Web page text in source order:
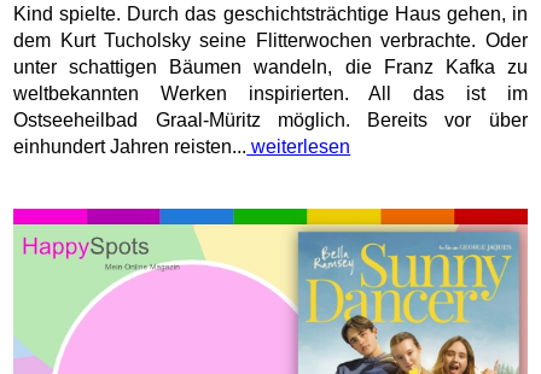
Kind spielte. Durch das geschichtsträchtige Haus gehen, in
dem Kurt Tucholsky seine Flitterwochen verbrachte. Oder
unter schattigen Bäumen wandeln, die Franz Kafka zu
weltbekannten Werken inspirierten. All das ist im
Ostseeheilbad Graal-Müritz möglich. Bereits vor über
einhundert Jahren reisten... weiterlesen